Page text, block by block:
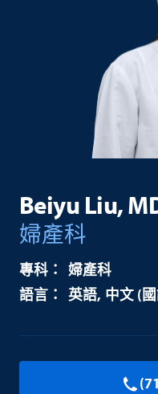
Beiyu Liu,
婦產科
婦產科
英語 中文 (